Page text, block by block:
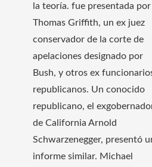
la teoría. fue presentada por
Thomas Griffith, un ex juez
conservador de la corte de
apelaciones designado por
Bush, y otros ex
republicanos. Un conocido
republicano, el
de California Arnold
Schwarzenegger, presentó
informe similar. Michael